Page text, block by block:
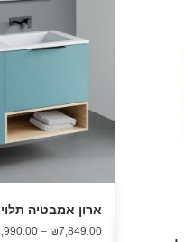
ארון אמבטיה תלוי יהב 120
₪7,849.00
–